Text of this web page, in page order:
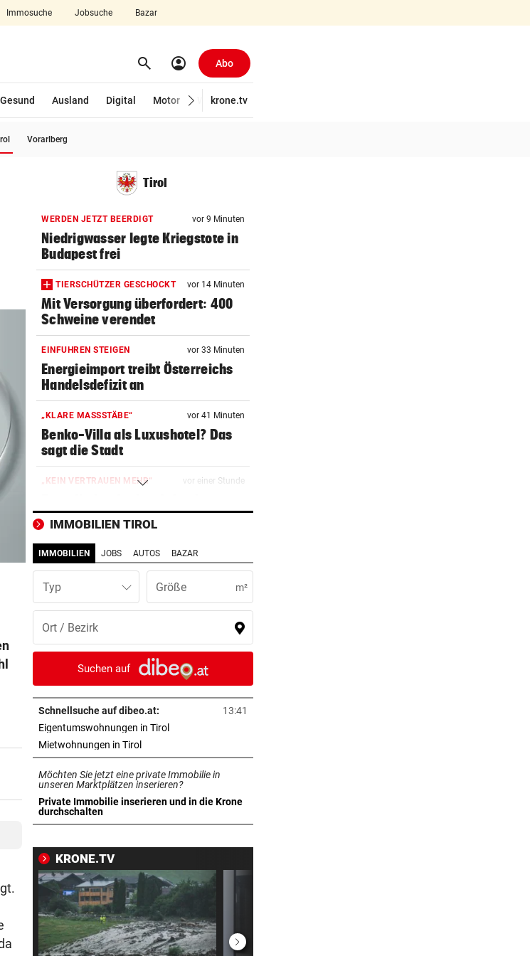
Immosuche Jobsuche Bazar
search Suchen
account_circle Abo
Gesund Ausland Digital Motor Wirtschaft
krone.tv
Vorarlberg
Tirol
WERDEN JETZT BEERDIGT vor 9 Minuten
Niedrigwasser legte Kriegstote in
Budapest frei
TIERSCHÜTZER GESCHOCKT vor 14 Minuten
Mit Versorgung überfordert: 400
Schweine verendet
EINFUHREN STEIGEN vor 33 Minuten
Energieimport treibt Österreichs
Handelsdefizit an
„KLARE MASSSTÄBE“ vor 41 Minuten
Benko-Villa als Luxushotel? Das
sagt die Stadt
„KEIN VERTRAUEN MEHR“ vor einer Stunde
Rücktritt auf
EMOTIONALE BEDEUTUNG
Corinna & Danilo ließen sich
Partnertattoo stechen
SCHLAG GEGEN DEALER vor einer Stunde
14 Festnahmen: Steirischer
Drogenring aufgeflogen
vor einer Stunde
Lebensmittelpreise auf höchsten
Stand geklettert
AUSSAGE ÜBER KINDER
Steirische ÖVP-Chefin kritisiert
den Bundeskanzler
„WERMUTSTROPFEN“ vor einer Stunde
Verletzter Salzburg-Kicker: Die
SPRICHT ÜBER FAMILIE vor einer Stunde
Royale Ehekrise? Das sagt
Ehemann von Beatrice
„MONSTER-EINSATZ“ vor 2 Stunden
IMMOBILIEN TIROL
IMMOBILIEN JOBS AUTOS BAZAR
Typ m²
Suchen auf
Schnellsuche auf dibeo.at:
13:41
Eigentumswohnungen in Tirolin neuem Tab öffnen
Mietwohnungen in Tirolin neuem Tab öffnen
Möchten Sie jetzt eine private Immobilie in
unseren Marktplätzen inserieren?
Private Immobilie inserieren und in die Krone
durchschalten
in neuem Tab öffnen
KRONE.TV